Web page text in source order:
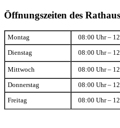
Öffnungszeiten des
Montag 08:00 Uhr –
Dienstag 08:00 Uhr –
Mittwoch 08:00 Uhr –
Donnerstag 08:00 Uhr –
Freitag 08:00 Uhr –